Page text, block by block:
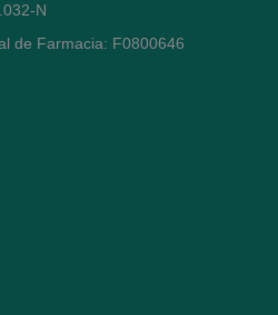
N
de Farmacia: F0800646